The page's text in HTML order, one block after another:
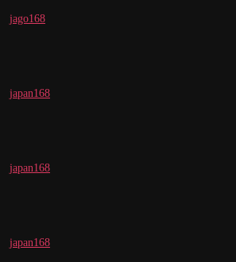
jago168
japan168
japan168
japan168